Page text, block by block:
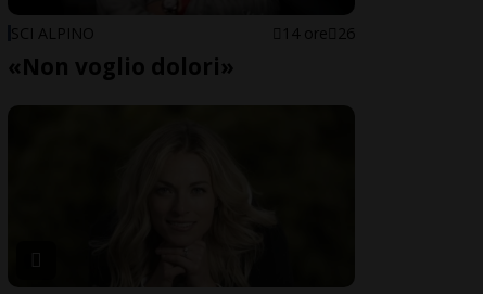
SCI ALPINO 14 ore 26
«Non voglio dolori»